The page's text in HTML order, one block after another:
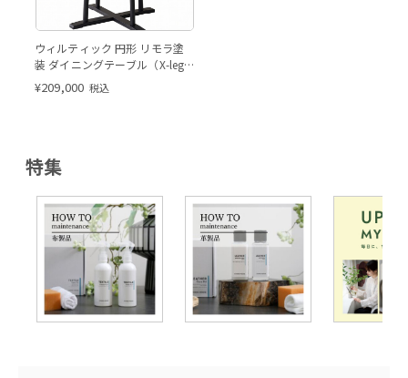
ー）脚：ブラックの商品ページ
となります。
ウィルティック 円形 リモラ塗
装 ダイニングテーブル（X-leg
ブラック脚）
¥209,000 税込
特集